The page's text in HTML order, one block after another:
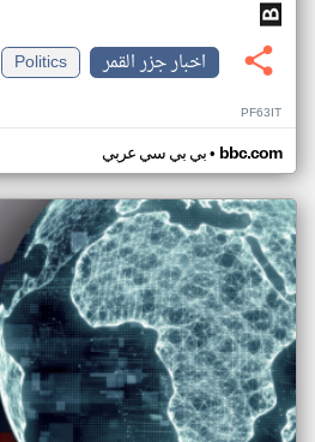
اخبار جزر القمر
Politics
PF63IT
بي بي سي عربي• bbc.com